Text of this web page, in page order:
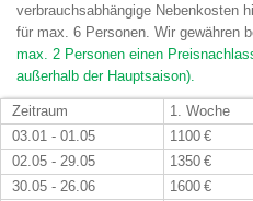
verbrauchsabhängige Nebenkosten
für max. 6 Personen. Wir gewähren
max. 2 Personen einen
außerhalb der Hauptsaison).
Zeitraum 1. Woche
03.01 - 01.05
1100 €
02.05 - 29.05
1350 €
30.05 - 26.06
1600 €